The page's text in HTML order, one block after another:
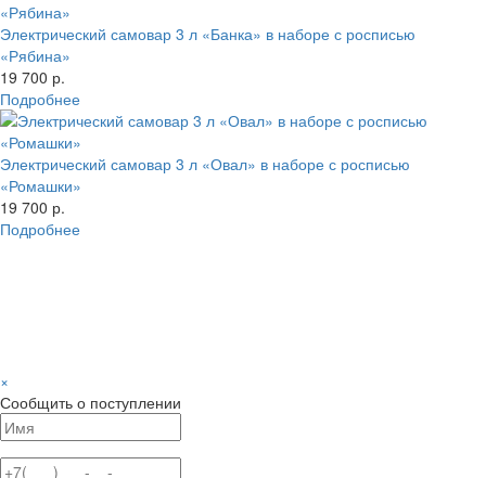
Электрический самовар 3 л «Банка» в наборе с росписью
«Рябина»
19 700 р.
Подробнее
Электрический самовар 3 л «Овал» в наборе с росписью
«Ромашки»
19 700 р.
Подробнее
×
Сообщить о поступлении